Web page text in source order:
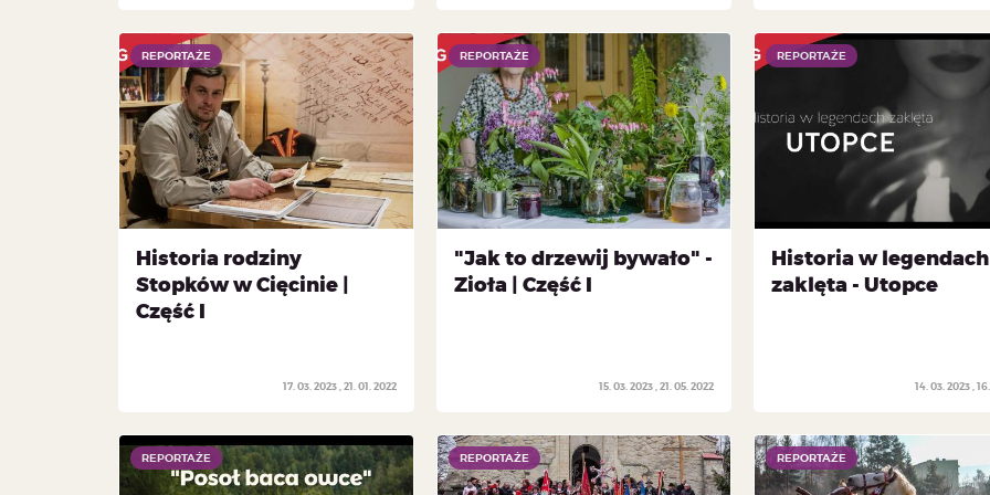
Historia rodziny
Stopków w Cięcinie |
Część I
REPORTAŻE
17. 03. 2023 21. 01. 2022
REPORTAŻE
"Jak to drzewij bywało" -
Zioła | Część I
REPORTAŻE
15. 03. 2023 21. 05. 2022
REPORTAŻE
Historia w legendach
zaklęta - Utopce
REPORTAŻE
14. 03. 2023
REPORTAŻE
REPORTAŻE
REPORTAŻE REPORTAŻE
REPORTAŻE REPORTAŻE
REPORTAŻE